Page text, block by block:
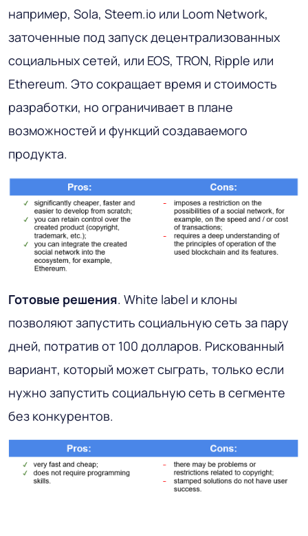
например, Sola, Steem.io или Loom Network,
заточенные под запуск децентрализованных
социальных сетей, или EOS, TRON, Ripple или
Ethereum. Это сокращает время и стоимость
разработки, но ограничивает в плане
возможностей и функций создаваемого
продукта.
Готовые решения. White label и клоны
позволяют запустить социальную сеть за пару
дней, потратив от 100 долларов. Рискованный
вариант, который может сыграть, только если
нужно запустить социальную сеть в сегменте
без конкурентов.